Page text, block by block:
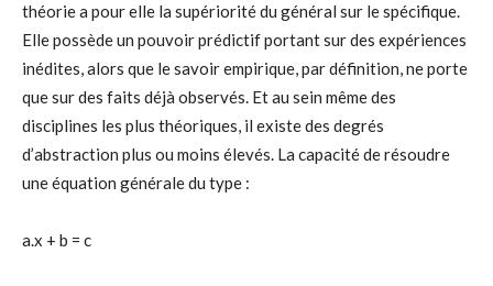
théorie a pour elle la supériorité du général sur le spécifique.
Elle possède un pouvoir prédictif portant sur des expériences
inédites, alors que le savoir empirique, par définition, ne porte
que sur des faits déjà observés. Et au sein même des
disciplines les plus théoriques, il existe des degrés
d’abstraction plus ou moins élevés. La capacité de résoudre
une équation générale du type :
a.x + b = c